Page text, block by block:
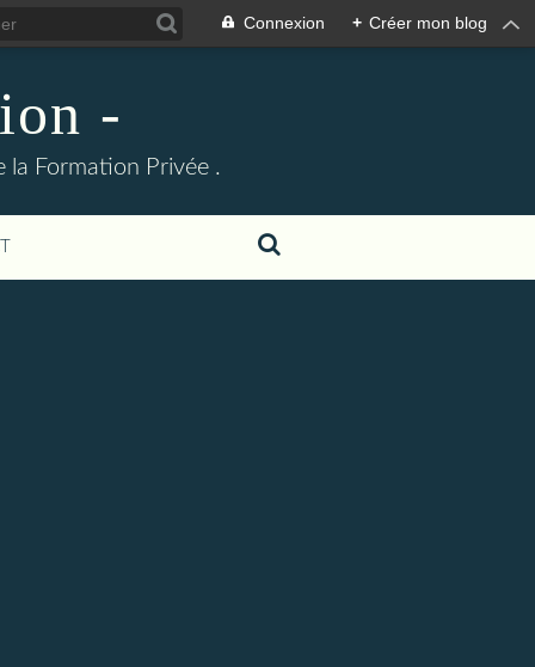
Connexion + Créer mon blog
-
la Formation Privée .